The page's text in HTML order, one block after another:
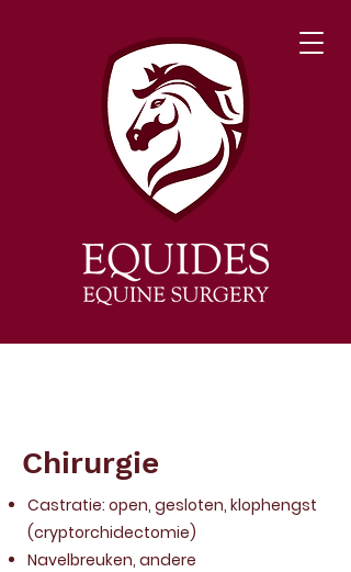
Chirurgie
Castratie: open, gesloten, klophengst
(cryptorchidectomie)
Navelbreuken, andere